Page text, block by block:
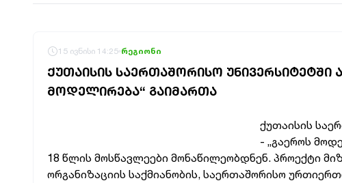
15 ივნისი 14:25 რეგიონი
ᲥᲣᲗᲐᲘᲡᲘᲡ ᲡᲐᲔᲠᲗᲐᲨᲝᲠᲘᲡᲝ
ᲛᲝᲓᲔᲚᲘᲠᲔᲑᲐ“ ᲒᲐᲘᲛᲐᲠᲗᲐ
ქუთაისის
- „გაეროს
18 წლის მოსწავლეები მონაწილეობდნენ. პროექტი
ორგანიზაციის საქმიანობის, საერთაშორისო